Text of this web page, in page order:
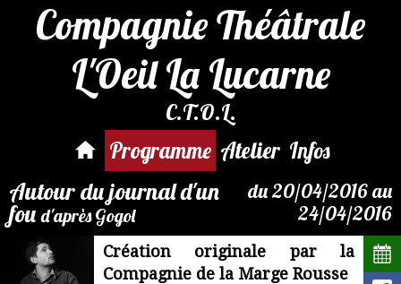
Compagnie Théâtrale
L'Oeil La Lucarne
C.T.O.L.
Programme Atelier Infos
Autour du journal d'un
foud'après Gogol
du 20/04/2016 au
24/04/2016
Autour
du journal
Création originale par la
Compagnie de la Marge Rousse